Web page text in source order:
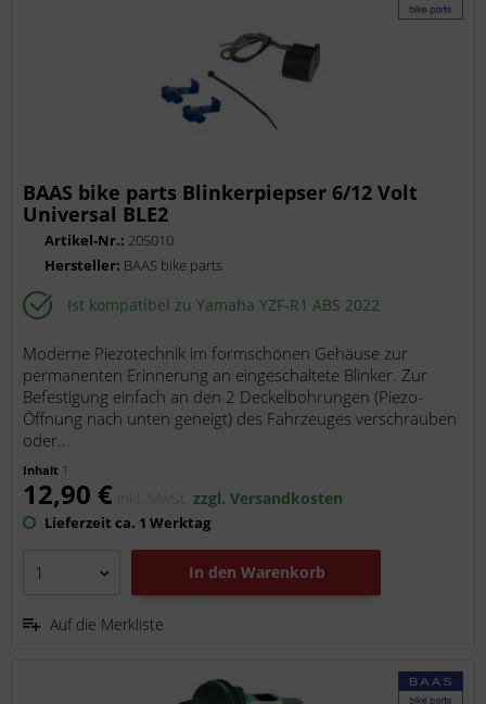
BAAS bike parts Blinkerpiepser 6/12 Volt
Universal BLE2
Artikel-Nr.: 205010
Hersteller: BAAS bike parts
Ist kompatibel zu Yamaha YZF-R1 ABS 2022
Moderne Piezotechnik im formschönen Gehäuse zur
permanenten Erinnerung an eingeschaltete Blinker. Zur
Befestigung einfach an den 2 Deckelbohrungen (Piezo-
Öffnung nach unten geneigt) des Fahrzeuges verschrauben
oder...
Inhalt 1
12,90 € inkl. MwSt.zzgl. Versandkosten
Lieferzeit ca. 1 Werktag
In den Warenkorb
Auf die Merkliste